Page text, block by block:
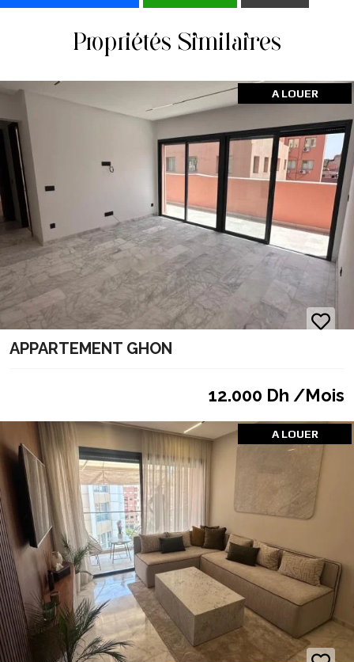
Propriétés Similaires
A LOUER
APPARTEMENT GHON
12.000 Dh /Mois
A LOUER